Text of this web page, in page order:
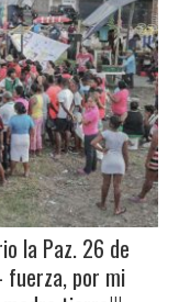
la Paz. 26 de
fuerza, por mi